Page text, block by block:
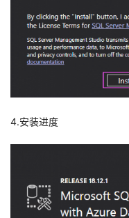
4.安装进度